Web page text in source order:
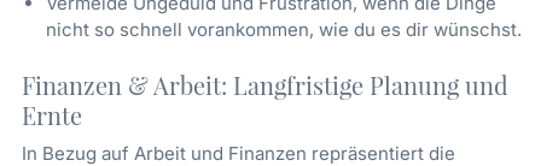
nicht so schnell vorankommen, wie du es dir wünschst.
Finanzen & Arbeit: Langfristige Planung und
Ernte
In Bezug auf Arbeit und Finanzen repräsentiert die